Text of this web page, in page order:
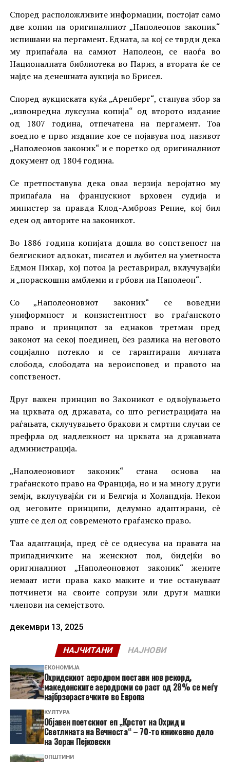
Според расположливите информации, постојат само
две копии на оригиналниот „Наполеонов законик“
испишани на пергамент. Едната, за кој се тврди дека
му припаѓала на самиот Наполеон, се наоѓа во
Националната библиотека во Париз, а втората ќе се
најде на денешната аукција во Брисел.
Според аукциската куќа „Аренберг“, станува збор за
„извонредна луксузна копија“ од второто издание
од 1807 година, отпечатена на пергамент. Тоа
воедно е прво издание кое се појавува под називот
„Наполеонов законик“ и е поретко од оригиналниот
документ од 1804 година.
Се претпоставува дека оваа верзија веројатно му
припаѓала на францускиот врховен судија и
министер за правда Клод-Амброаз Рение, кој бил
еден од авторите на законикот.
Во 1886 година копијата дошла во сопственост на
белгискиот адвокат, писател и љубител на уметноста
Едмон Пикар, кој потоа ја реставрирал, вклучувајќи
и „пораскошни амблеми и грбови на Наполеон“.
Со „Наполеоновиот законик“ се воведни
униформност и конзистентност во граѓанското
право и принципот за еднаков третман пред
законот на секој поединец, без разлика на неговото
социјално потекло и се гарантирани личната
слобода, слободата на вероисповед и правото на
сопственост.
Друг важен принцип во Законикот е одвојувањето
на црквата од државата, со што регистрацијата на
раѓањата, склучувањето бракови и смртни случаи се
префрла од надлежност на црквата на државната
администрација.
„Наполеоновиот законик“ стана основа на
граѓанското право на Франција, но и на многу други
земји, вклучувајќи ги и Белгија и Холандија. Некои
од неговите принципи, делумно адаптирани, сè
уште се дел од современото граѓанско право.
Таа адаптација, пред сè се однесува на правата на
припадничките на женскиот пол, бидејќи во
оригиналниот „Наполеоновиот законик“ жените
немаат исти права како мажите и тие остануваат
потчинети на своите сопрузи или други машки
членови на семејството.
декември 13, 2025
НАЈЧИТАНИ НАЈНОВИ
ЕКОНОМИЈА
Охридскиот аеродром постави нов рекорд,
македонските аеродроми со раст од 28% се меѓу
најбрзорастечките во Европа
КУЛТУРА
Објавен поетскиот еп „Крстот на Охрид и
Светлината на Вечноста“ – 70-то книжевно дело
на Зоран Пејковски
ОПШТИНИ